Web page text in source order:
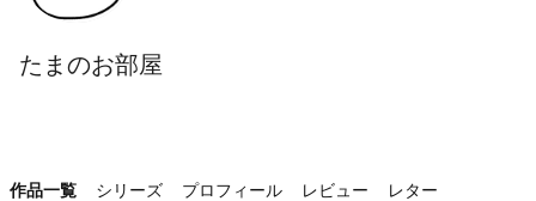
たまのお部屋
作品一覧 シリーズ プロフィール レビュー レター